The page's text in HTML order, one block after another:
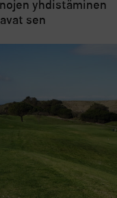
yhdistäminen
sen